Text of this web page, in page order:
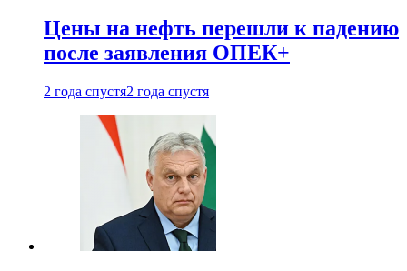
Цены на нефть перешли к падению
после заявления ОПЕК+
2 года спустя2 года спустя